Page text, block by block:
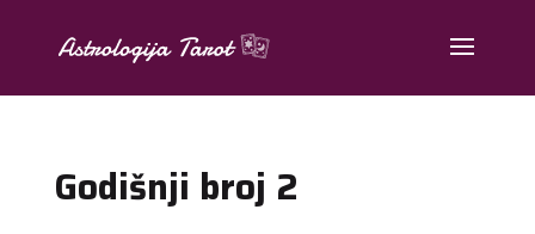
Godišnji broj 2